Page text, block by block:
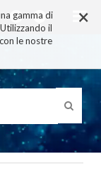
×
gamma di
il
le nostre